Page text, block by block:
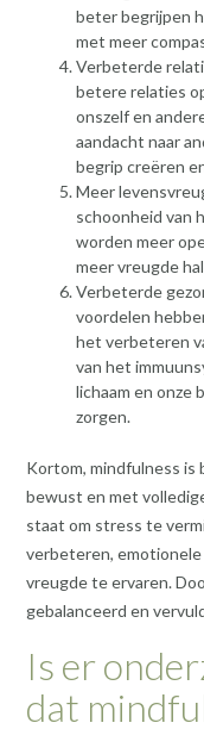
beter begrijpen
met meer
Verbeterde
betere relaties
onszelf en
aandacht naar
begrip creëren
Meer
schoonheid van
worden meer
meer vreugde
Verbeterde
voordelen
het verbeteren
van het
lichaam en onze
zorgen.
Kortom, mindfulness is
bewust en met
staat om stress te
verbeteren,
vreugde te ervaren.
gebalanceerd en
Is er
dat